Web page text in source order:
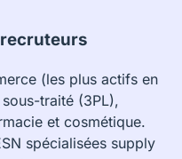
(les plus actifs en
traité (3PL),
et cosmétique.
spécialisées supply